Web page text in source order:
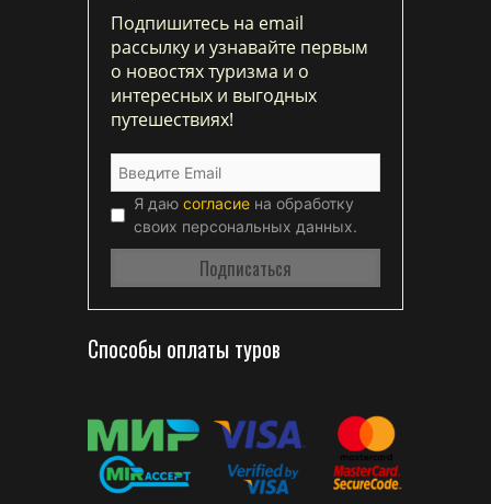
Подпишитесь на email
рассылку и узнавайте первым
о новостях туризма и о
интересных и выгодных
путешествиях!
Я даю согласие на обработку
своих персональных данных.
Способы оплаты туров